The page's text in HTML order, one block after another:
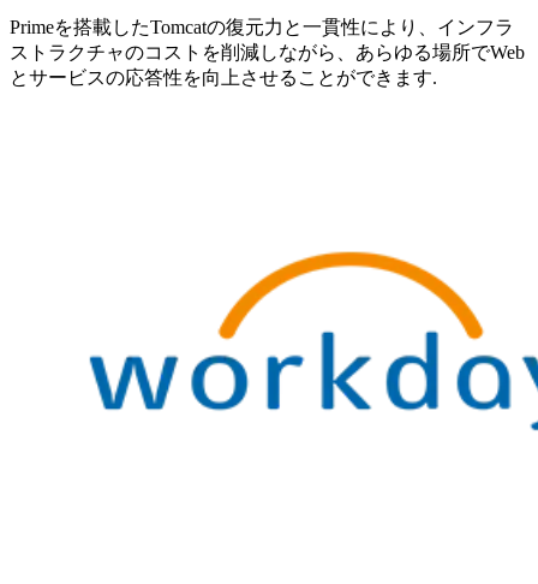
Primeを搭載したTomcatの復元力と一貫性により、インフラ
ストラクチャのコストを削減しながら、あらゆる場所でWeb
とサービスの応答性を向上させることができます.